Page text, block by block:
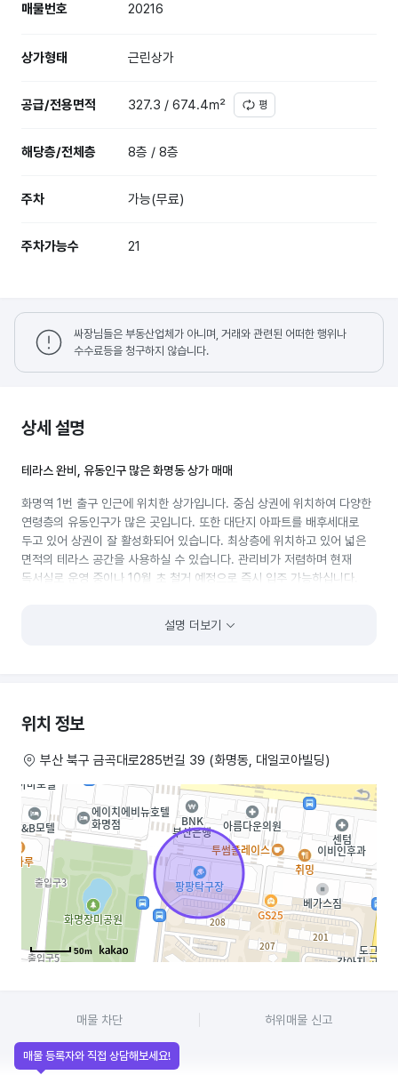
매물번호 20216
상가형태 근린상가
공급/전용면적 327.3 / 674.4㎡ 평
해당층/전체층 8층 / 8층
주차 가능(무료)
주차가능수 21
싸장님들은 부동산업체가 아니며, 거래와 관련된 어떠한 행위나
수수료등을 청구하지 않습니다.
상세 설명
테라스 완비, 유동인구 많은 화명동 상가 매매
화명역 1번 출구 인근에 위치한 상가입니다. 중심 상권에 위치하여 다양한
연령층의 유동인구가 많은 곳입니다. 또한 대단지 아파트를 배후세대로
두고 있어 상권이 잘 활성화되어 있습니다. 최상층에 위치하고 있어 넓은
면적의 테라스 공간을 사용하실 수 있습니다. 관리비가 저렴하며 현재
독서실로 운영 중이나 10월 초 철거 예정으로 즉시 입주 가능하십니다.
설명 더보기
위치 정보
부산 북구 금곡대로285번길 39 (화명동, 대일코아빌딩)
50m
매물 차단 허위매물 신고
매물 등록자와 직접 상담해보세요!